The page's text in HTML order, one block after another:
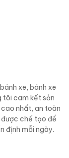
xe, bánh xe
tôi cam kết sản
nhất, an toàn
chế tạo để
định mỗi ngày.